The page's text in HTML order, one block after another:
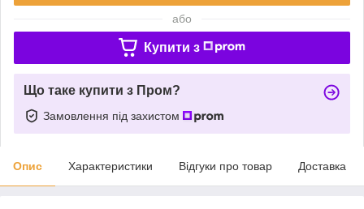
або
Купити з
Що таке купити з Пром?
Замовлення під захистом
Опис Характеристики Відгуки про товар Доставка